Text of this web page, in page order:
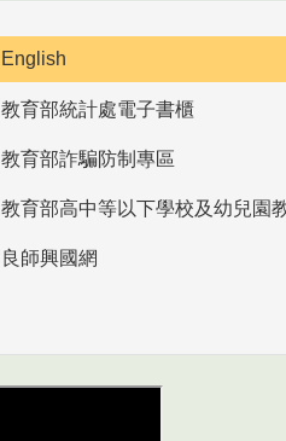
English
教育部統計處電子書櫃
教育部詐騙防制專區
良師興國網